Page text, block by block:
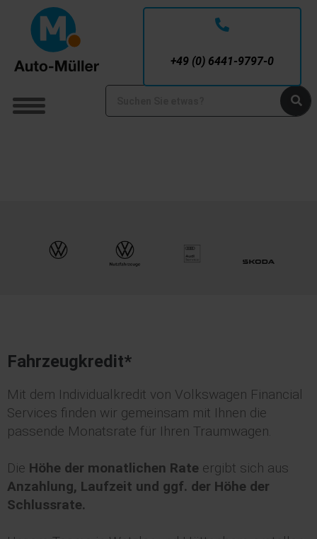
Fahrzeugkredit*
Mit dem Individualkredit von Volkswagen Financial
Services finden wir gemeinsam mit Ihnen die
passende Monatsrate für Ihren Traumwagen.
Die Höhe der monatlichen Rate ergibt sich aus
Anzahlung, Laufzeit und ggf. der Höhe der
Schlussrate.
+49 (0) 6441-9797-0